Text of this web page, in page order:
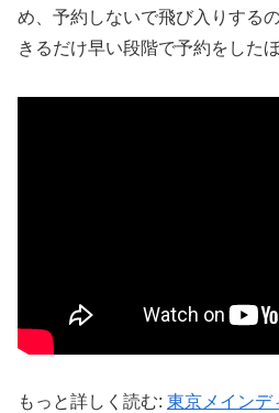
め、予約しないで飛び入りする
きるだけ早い段階で予約をした
もっと詳しく読む: 東京メインデ